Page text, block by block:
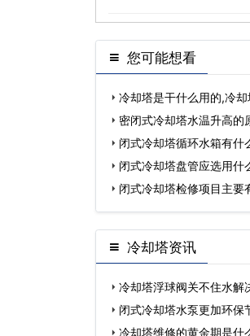
您可能想看
冷却塔是干什么用的,冷
密闭式冷却塔水温升高的
闭式冷却塔循环水箱有什
闭式冷却塔盘管应选用什
闭式冷却塔检修项目主要
冷却塔资讯
冷却塔浮球阀关不住水解
不…闭式冷却塔水泵更加环保
冷却塔维修的黄金期是什